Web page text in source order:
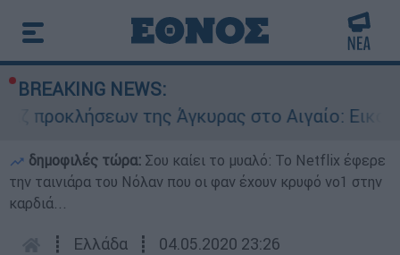
BREAKING NEWS:
της Άγκυρας στο Αιγαίο: Εικονική
δημοφιλές τώρα: Σου καίει το μυαλό: Το Netflix έφερε
την ταινιάρα του Νόλαν που οι φαν έχουν κρυφό νο1 στην
καρδιά...
┋ Ελλάδα ┋ 04.05.2020 23:26